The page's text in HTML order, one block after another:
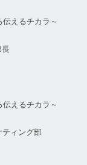
えるチカラ～
えるチカラ～
ィング部